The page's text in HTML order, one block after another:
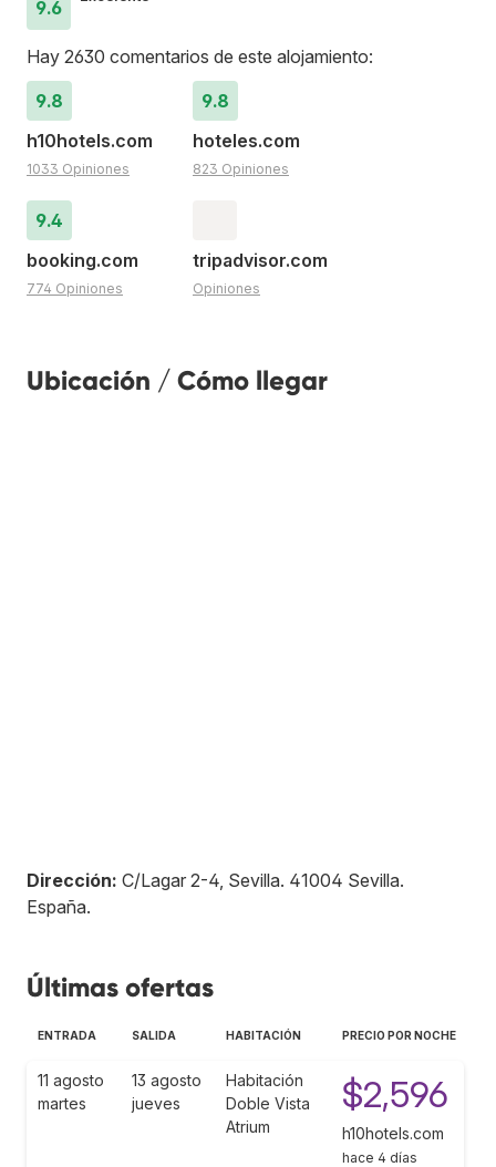
9.6
Hay 2630 comentarios de este alojamiento:
9.8
h10hotels.com
1033 Opiniones
9.8
hoteles.com
823 Opiniones
9.4
booking.com
774 Opiniones
tripadvisor.com
Opiniones
Ubicación / Cómo llegar
Dirección: C/Lagar 2-4, Sevilla. 41004 Sevilla.
España.
Últimas ofertas
ENTRADA SALIDA HABITACIÓN PRECIO POR NOCHE
11 agosto
martes
13 agosto
jueves
Habitación
Doble Vista
Atrium
$2,596
h10hotels.com
hace 4 días